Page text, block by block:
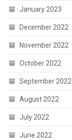
January 2023
December 2022
November 2022
October 2022
September 2022
August 2022
July 2022
June 2022